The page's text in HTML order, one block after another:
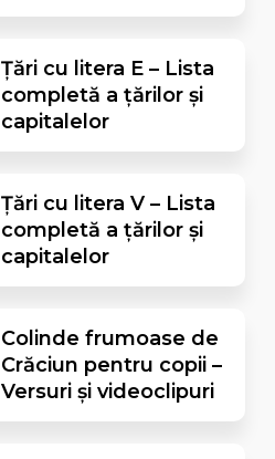
Țări cu litera E – Lista
completă a țărilor și
capitalelor
Țări cu litera V – Lista
completă a țărilor și
capitalelor
Colinde frumoase de
Crăciun pentru copii –
Versuri și videoclipuri